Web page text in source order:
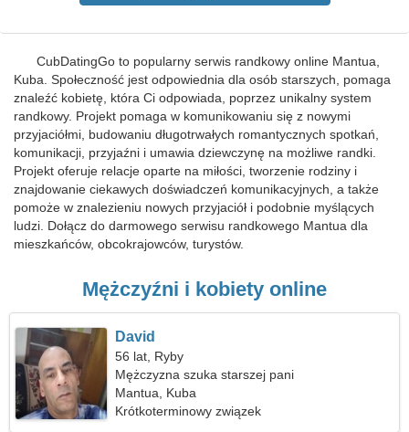
CubDatingGo to popularny serwis randkowy online Mantua,
Kuba. Społeczność jest odpowiednia dla osób starszych, pomaga
znaleźć kobietę, która Ci odpowiada, poprzez unikalny system
randkowy. Projekt pomaga w komunikowaniu się z nowymi
przyjaciółmi, budowaniu długotrwałych romantycznych spotkań,
komunikacji, przyjaźni i umawia dziewczynę na możliwe randki.
Projekt oferuje relacje oparte na miłości, tworzenie rodziny i
znajdowanie ciekawych doświadczeń komunikacyjnych, a także
pomoże w znalezieniu nowych przyjaciół i podobnie myślących
ludzi. Dołącz do darmowego serwisu randkowego Mantua dla
mieszkańców, obcokrajowców, turystów.
Mężczyźni i kobiety online
David
56 lat, Ryby
Mężczyzna szuka starszej pani
Mantua, Kuba
Krótkoterminowy związek